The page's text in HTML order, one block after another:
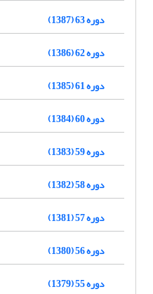
دوره 63 (1387)
دوره 62 (1386)
دوره 61 (1385)
دوره 60 (1384)
دوره 59 (1383)
دوره 58 (1382)
دوره 57 (1381)
دوره 56 (1380)
دوره 55 (1379)